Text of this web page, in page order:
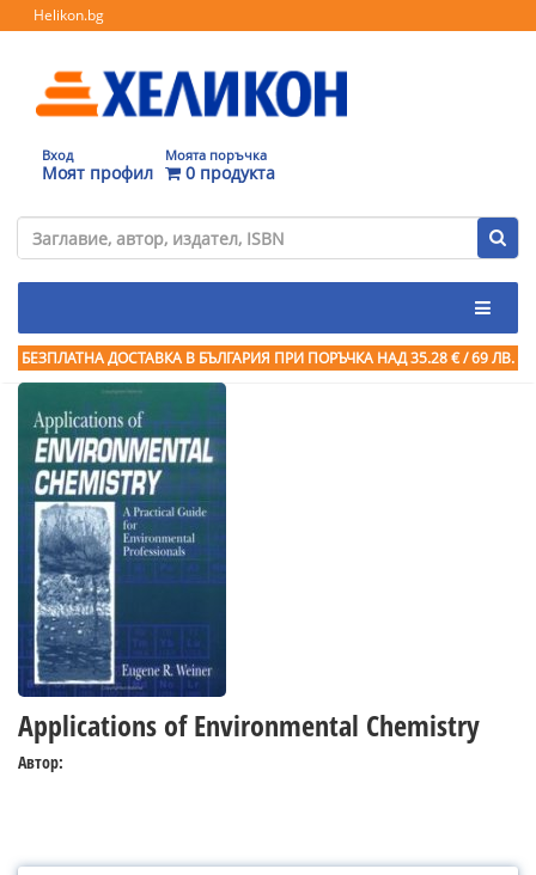
Helikon.bg
Вход
Моят профил
Моята поръчка
0 продукта
БЕЗПЛАТНА ДОСТАВКА В БЪЛГАРИЯ ПРИ ПОРЪЧКА НАД 35.28 € / 69 ЛВ.
Applications of Environmental Chemistry
Автор: